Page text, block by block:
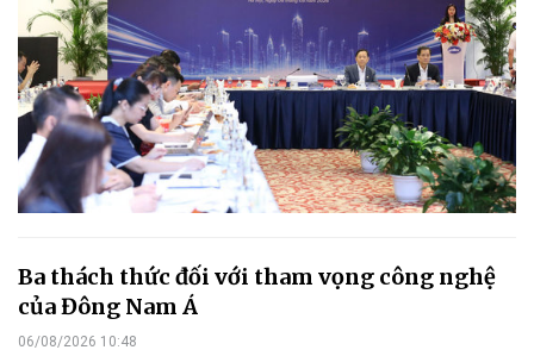
Ba thách thức đối với tham vọng công nghệ
của Đông Nam Á
06/08/2026 10:48